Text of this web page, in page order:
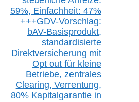
59%, Einfachheit: 47%
+++GDV-Vorschlag:
bAV-Basisprodukt,
standardisierte
Direktversicherung mit
Opt outfür kleine
Betriebe, zentrales
Clearing, Verrentung,
80% Kapitalgarantie in